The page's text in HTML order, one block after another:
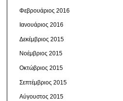
Φεβρουάριος 2016
Ιανουάριος 2016
Δεκέμβριος 2015
Νοέμβριος 2015
Οκτώβριος 2015
Σεπτέμβριος 2015
Αύγουστος 2015